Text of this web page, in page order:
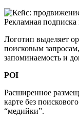
Логотип выделяет
поисковым
запоминаемость и
POI
Расширенное
карте без
“медийки”.